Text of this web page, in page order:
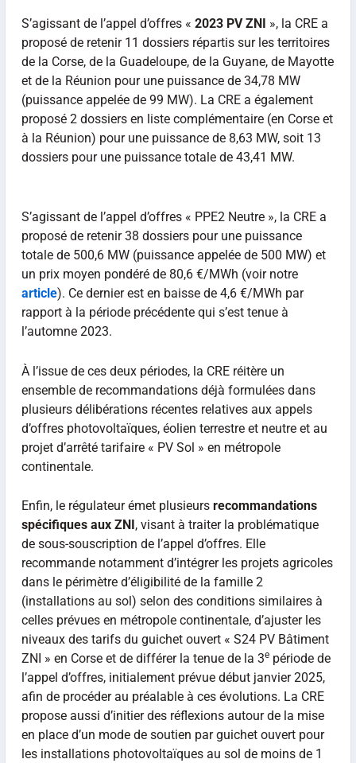
S’agissant de l’appel d’offres « 2023 PV ZNI », la CRE a
proposé de retenir 11 dossiers répartis sur les territoires
de la Corse, de la Guadeloupe, de la Guyane, de Mayotte
et de la Réunion pour une puissance de 34,78 MW
(puissance appelée de 99 MW). La CRE a également
proposé 2 dossiers en liste complémentaire (en Corse et
à la Réunion) pour une puissance de 8,63 MW, soit 13
dossiers pour une puissance totale de 43,41 MW.
S’agissant de l’appel d’offres « PPE2 Neutre », la CRE a
proposé de retenir 38 dossiers pour une puissance
totale de 500,6 MW (puissance appelée de 500 MW) et
un prix moyen pondéré de 80,6 €/MWh (voir notre
article). Ce dernier est en baisse de 4,6 €/MWh par
rapport à la période précédente qui s’est tenue à
l’automne 2023.
À l’issue de ces deux périodes, la CRE réitère un
ensemble de recommandations déjà formulées dans
plusieurs délibérations récentes relatives aux appels
d’offres photovoltaïques, éolien terrestre et neutre et au
projet d’arrêté tarifaire « PV Sol » en métropole
continentale.
Enfin, le régulateur émet plusieurs recommandations
spécifiques aux ZNI , visant à traiter la problématique
de sous-souscription de l’appel d’offres. Elle
recommande notamment d’intégrer les projets agricoles
dans le périmètre d’éligibilité de la famille 2
(installations au sol) selon des conditions similaires à
celles prévues en métropole continentale, d’ajuster les
niveaux des tarifs du guichet ouvert « S24 PV Bâtiment
ZNI » en Corse et de différer la tenue de la 3epériode de
l’appel d’offres, initialement prévue début janvier 2025,
afin de procéder au préalable à ces évolutions. La CRE
propose aussi d’initier des réflexions autour de la mise
en place d’un mode de soutien par guichet ouvert pour
les installations photovoltaïques au sol de moins de 1